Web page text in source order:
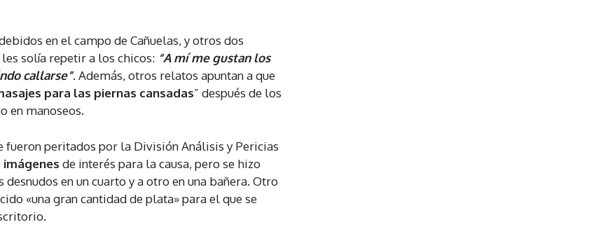
en el campo de Cañuelas, y otros dos
solía repetir a los chicos: “A mí me gustan los
callarse”. Además, otros relatos apuntan a que
para las piernas cansadas” después de los
en manoseos.
fueron peritados por la División Análisis y Pericias
imágenes de interés para la causa, pero se hizo
en un cuarto y a otro en una bañera. Otro
«una gran cantidad de plata» para el que se